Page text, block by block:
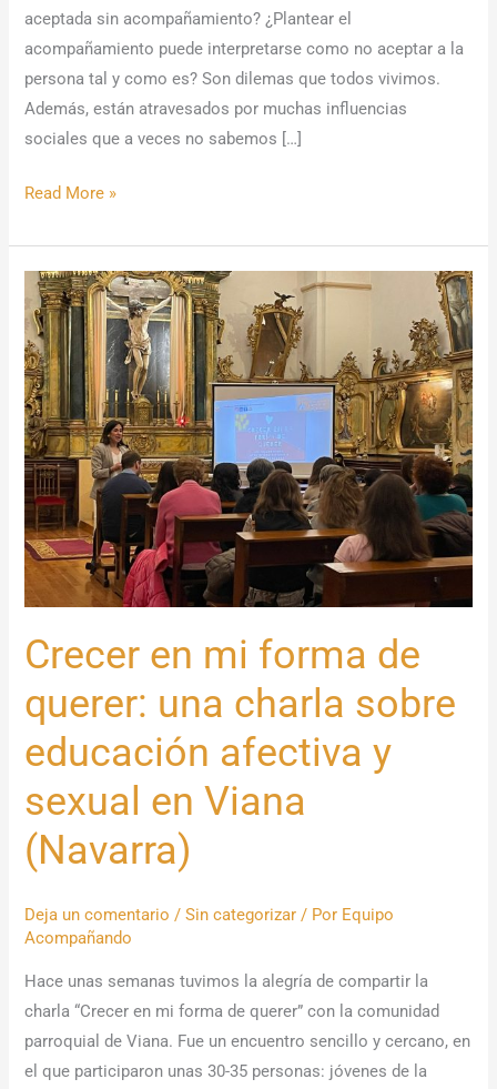
aceptada sin acompañamiento? ¿Plantear el
acompañamiento puede interpretarse como no aceptar a la
persona tal y como es? Son dilemas que todos vivimos.
Además, están atravesados por muchas influencias
sociales que a veces no sabemos […]
Read More »
Crecer en mi forma de
querer: una charla sobre
educación afectiva y
sexual en Viana
(Navarra)
Deja un comentario /Sin categorizar / Por Equipo
Acompañando
Hace unas semanas tuvimos la alegría de compartir la
charla “Crecer en mi forma de querer” con la comunidad
parroquial de Viana. Fue un encuentro sencillo y cercano, en
el que participaron unas 30-35 personas: jóvenes de la
Crecer
en
mi
forma
de
querer:
una
charla
sobre
educación
afectiva
y
sexual
en
Viana
(Navarra)